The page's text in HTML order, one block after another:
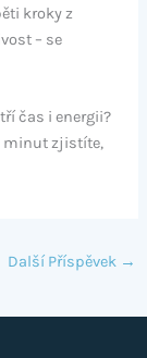
kroky z
– se
čas i energii?
minut zjistíte,
Další Příspěvek →